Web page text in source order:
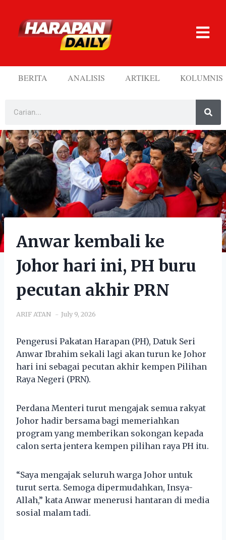
BERITA ANALISIS ARTIKEL KOLUMNIS
Anwar kembali ke
Johor hari ini, PH buru
pecutan akhir PRN
ARIF ATAN July 9, 2026
Pengerusi Pakatan Harapan (PH), Datuk Seri
Anwar Ibrahim sekali lagi akan turun ke Johor
hari ini sebagai pecutan akhir kempen Pilihan
Raya Negeri (PRN).
Perdana Menteri turut mengajak semua rakyat
Johor hadir bersama bagi memeriahkan
program yang memberikan sokongan kepada
calon serta jentera kempen pilihan raya PH itu.
“Saya mengajak seluruh warga Johor untuk
turut serta. Semoga dipermudahkan, Insya-
Allah,” kata Anwar menerusi hantaran di media
sosial malam tadi.